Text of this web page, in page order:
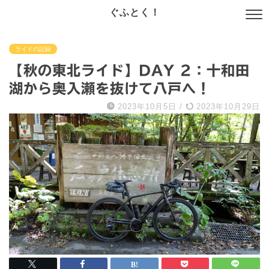
ぐふとく！
ライドの記録
【秋の東北ライド】DAY 2：十和田
湖から奥入瀬を抜けて八戸へ！
2023年10月5日 / 2023年10月29日